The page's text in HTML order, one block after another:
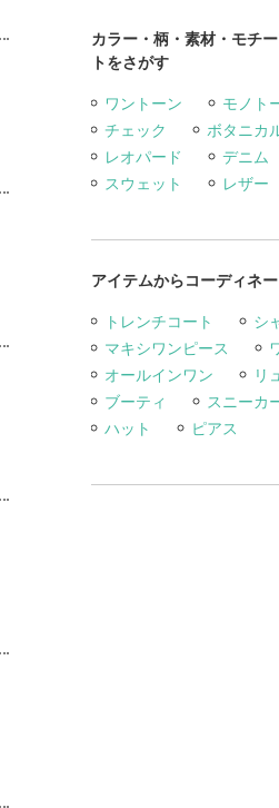
カラー・柄・素材・モチ
トをさがす
ワントーン
モノト
チェック
ボタニカ
レオパード
デニム
スウェット
レザー
アイテムからコーディネ
トレンチコート
シ
マキシワンピース
オールインワン
リ
ブーティ
スニーカ
ハット
ピアス